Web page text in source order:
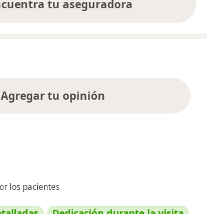
tu aseguradora
Agregar tu opinión
los pacientes